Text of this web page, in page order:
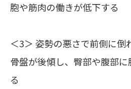
胞や筋肉の働きが低下する
＜3＞ 姿勢の悪さで前側に倒
骨盤が後傾し、臀部や腹部
る